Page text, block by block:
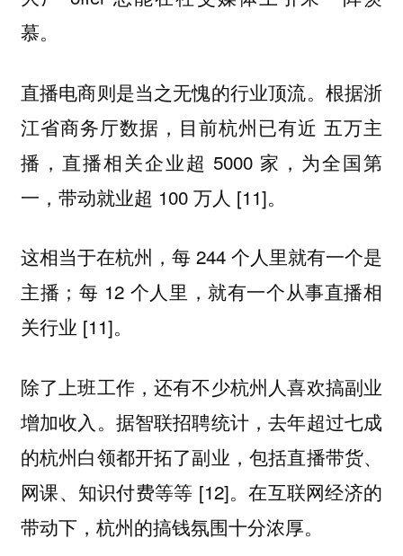
慕。
直播电商则是当之无愧的行业顶流。根据浙
江省商务厅数据，目前杭州已有近 五万主
播，直播相关企业超 5000 家，为全国第
一，带动就业超 100 万人 [11]。
这相当于在杭州，每 244 个人里就有一个是
主播；每 12 个人里，就有一个从事直播相
关行业 [11]。
除了上班工作，还有不少杭州人喜欢搞副业
增加收入。据智联招聘统计，去年超过七成
的杭州白领都开拓了副业，包括直播带货、
网课、知识付费等等 [12]。在互联网经济的
带动下，杭州的搞钱氛围十分浓厚。